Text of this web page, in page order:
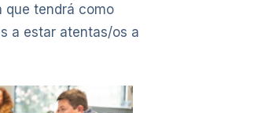
que tendrá como
a estar atentas/os a